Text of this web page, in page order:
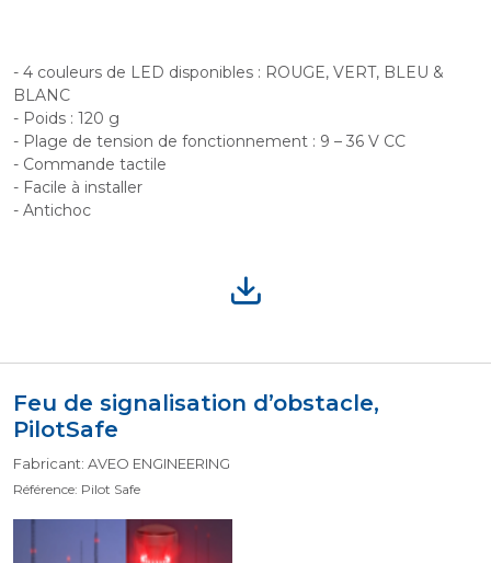
- 4 couleurs de LED disponibles : ROUGE, VERT, BLEU &
BLANC
- Poids : 120 g
- Plage de tension de fonctionnement : 9 – 36 V CC
- Commande tactile
- Facile à installer
- Antichoc
Feu de signalisation d’obstacle,
PilotSafe
Fabricant: AVEO ENGINEERING
Référence: Pilot Safe